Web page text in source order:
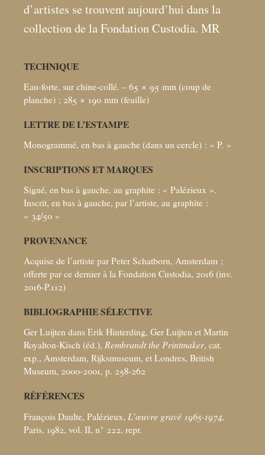
d’artistes se trouvent aujourd’hui dans la
collection de la Fondation Custodia. MR
TECHNIQUE
Eau-forte, sur chine-collé. – 65 × 95 mm (coup de
planche) ; 285 × 190 mm (feuille)
LETTRE DE L’ESTAMPE
Monogrammé, en bas à gauche (dans un cercle) : « P. »
INSCRIPTIONS ET MARQUES
Signé, en bas à gauche, au graphite : « Palézieux ».
Inscrit, en bas à gauche, par l’artiste, au graphite :
« 34/50 »
PROVENANCE
Acquise de l’artiste par Peter Schatborn, Amsterdam ;
offerte par ce dernier à la Fondation Custodia, 2016 (inv.
2016-P.112)
BIBLIOGRAPHIE SÉLECTIVE
Ger Luijten dans Erik Hinterding, Ger Luijten et Martin
Royalton-Kisch (éd.), Rembrandt the Printmaker, cat.
exp., Amsterdam, Rijksmuseum, et Londres, British
Museum, 2000-2001, p. 258-262
RÉFÉRENCES
François Daulte, Palézieux, L’œuvre gravé 1965-1974,
Paris, 1982, vol. II, n° 222, repr.